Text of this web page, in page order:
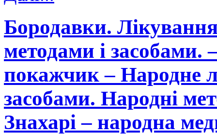
Бородавки.
методами і
покажчик – Народне
засобами. Народні
Знахарі – народна